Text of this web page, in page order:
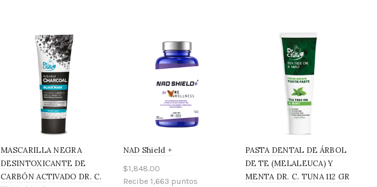
MASCARILLA NEGRA
DESINTOXICANTE DE
CARBÓN ACTIVADO DR. C.
NAD Shield +
$1,848.00
Recibe 1,663 puntos
PASTA DENTAL DE ÁRBOL
DE TE (MELALEUCA) Y
MENTA DR. C. TUNA 112 GR